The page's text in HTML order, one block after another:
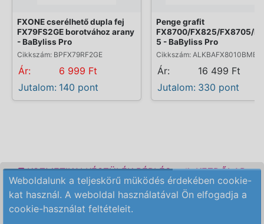
FXONE cserélhető dupla fej
FX79FS2GE borotvához arany
- BaByliss Pro
Cikkszám: BPFX79RF2GE
Ár:
6 999 Ft
Jutalom: 140 pont
Penge grafit
FX8700/FX825/FX8705/
5 - BaByliss Pro
Cikkszám: ALKBAFX8010BME
Ár:
16 499 Ft
Jutalom: 330 pont
KOZMETIKAI KÉSZÜLÉK BÉRLÉS
KEZDŐLAP
ELÉRHETŐSÉG
RENDELÉSI FELTÉTELEK
Copyright © 2009-2026 All Rights Reserved.
Weboldalunk a teljeskörű müködés érdekében cookie-
kat használ. A weboldal használatával Ön elfogadja a
cookie-használat feltételeit.